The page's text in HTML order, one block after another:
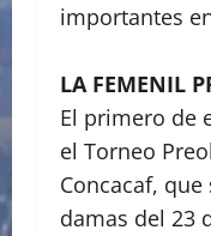
importantes
LA FEMENIL
El primero de
el Torneo
Concacaf,
damas del 23